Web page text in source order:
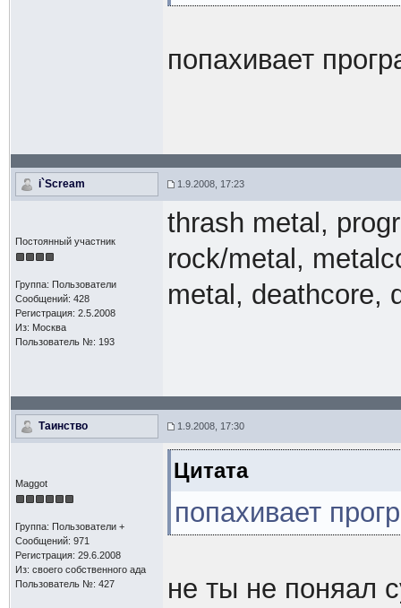
попахивает
i`Scream 1.9.2008, 17:23
Постоянный участник
Группа: Пользователи
Сообщений: 428
Регистрация: 2.5.2008
Из: Москва
Пользователь №: 193
thrash metal,
rock/metal,
metal, deathcore,
Таинство 1.9.2008, 17:30
Maggot
Группа: Пользователи +
Сообщений: 971
Регистрация: 29.6.2008
Из: своего собственного ада
Пользователь №: 427
Цитата
попахивает
не ты не поняал